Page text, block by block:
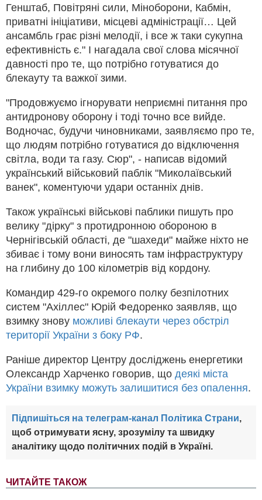
Генштаб, Повітряні сили, Міноборони, Кабмін,
приватні ініціативи, місцеві адміністрації… Цей
ансамбль грає різні мелодії, і все ж таки сукупна
ефективність є." І нагадала свої слова місячної
давності про те, що потрібно готуватися до
блекауту та важкої зими.
"Продовжуємо ігнорувати неприємні питання про
антидронову оборону і тоді точно все вийде.
Водночас, будучи чиновниками, заявляємо про те,
що людям потрібно готуватися до відключення
світла, води та газу. Сюр", - написав відомий
український військовий паблік "Миколаївський
ванек", коментуючи удари останніх днів.
Також українські військові паблики пишуть про
велику "дірку" з протидронною обороною в
Чернігівській області, де "шахеди" майже ніхто не
збиває і тому вони виносять там інфраструктуру
на глибину до 100 кілометрів від кордону.
Командир 429-го окремого полку безпілотних
систем "Ахіллес" Юрій Федоренко заявляв, що
взимку знову можливі блекаути через обстріл
території України з боку РФ.
Раніше директор Центру досліджень енергетики
Олександр Харченко говорив, що деякі міста
України взимку можуть залишитися без опалення.
Підпишіться на телеграм-канал Політика Страни,
щоб отримувати ясну, зрозумілу та швидку
аналітику щодо політичних подій в Україні.
ЧИТАЙТЕ ТАКОЖ